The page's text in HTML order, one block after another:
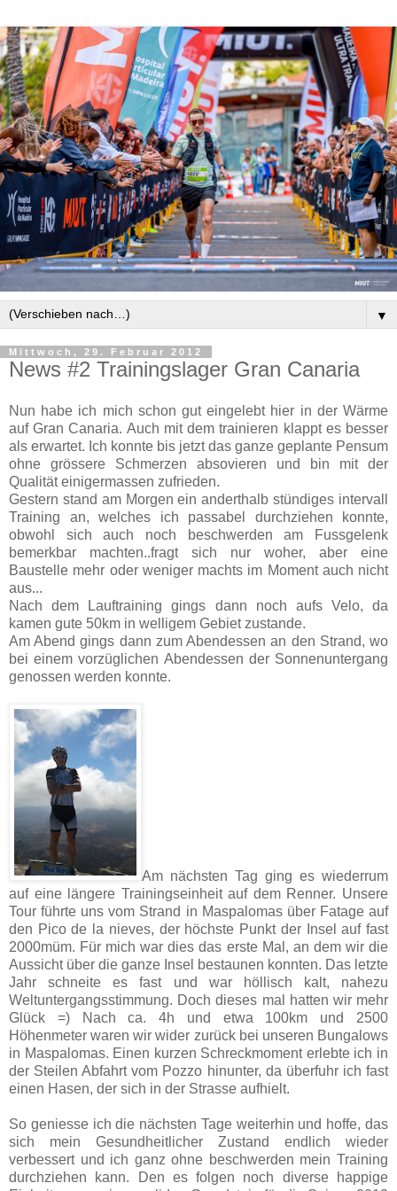
▼
Mittwoch, 29. Februar 2012
News #2 Trainingslager Gran Canaria
Nun habe ich mich schon gut eingelebt hier in der Wärme
auf Gran Canaria. Auch mit dem trainieren klappt es besser
als erwartet. Ich konnte bis jetzt das ganze geplante Pensum
ohne grössere Schmerzen absovieren und bin mit der
Qualität einigermassen zufrieden.
Gestern stand am Morgen ein anderthalb stündiges intervall
Training an, welches ich passabel durchziehen konnte,
obwohl sich auch noch beschwerden am Fussgelenk
bemerkbar machten..fragt sich nur woher, aber eine
Baustelle mehr oder weniger machts im Moment auch nicht
aus...
Nach dem Lauftraining gings dann noch aufs Velo, da
kamen gute 50km in welligem Gebiet zustande.
Am Abend gings dann zum Abendessen an den Strand, wo
bei einem vorzüglichen Abendessen der Sonnenuntergang
genossen werden konnte.
Am nächsten Tag ging es wiederrum
auf eine längere Trainingseinheit auf dem Renner. Unsere
Tour führte uns vom Strand in Maspalomas über Fatage auf
den Pico de la nieves, der höchste Punkt der Insel auf fast
2000müm. Für mich war dies das erste Mal, an dem wir die
Aussicht über die ganze Insel bestaunen konnten. Das letzte
Jahr schneite es fast und war höllisch kalt, nahezu
Weltuntergangsstimmung. Doch dieses mal hatten wir mehr
Glück =) Nach ca. 4h und etwa 100km und 2500
Höhenmeter waren wir wider zurück bei unseren Bungalows
in Maspalomas. Einen kurzen Schreckmoment erlebte ich in
der Steilen Abfahrt vom Pozzo hinunter, da überfuhr ich fast
einen Hasen, der sich in der Strasse aufhielt.
So geniesse ich die nächsten Tage weiterhin und hoffe, das
sich mein Gesundheitlicher Zustand endlich wieder
verbessert und ich ganz ohne beschwerden mein Training
durchziehen kann. Den es folgen noch diverse happige